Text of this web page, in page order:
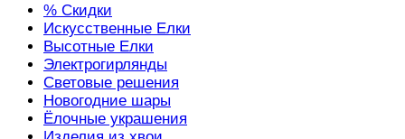
% Скидки
Искусственные Елки
Высотные Елки
Электрогирлянды
Световые решения
Новогодние шары
Ёлочные украшения